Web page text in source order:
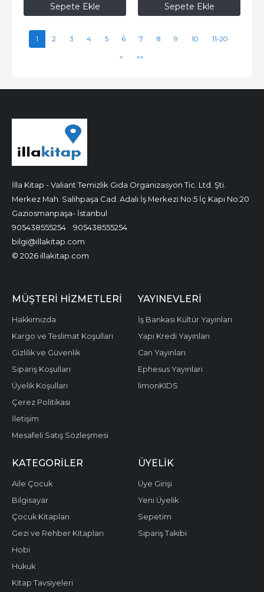
Sepete Ekle Sepete Ekle
1 2 3 4 5 6 7 8 9 10 11-20
» »»
İlla Kitap - Valiant Temizlik Gıda Organizasyon Tic. Ltd. Şti.
Merkez Mah. Salihpaşa Cad. Adalı İş Merkezi No:5 İç Kapı No:20
Gaziosmanpaşa- İstanbul
905438555254
905438555254
bilgi@illakitap.com
© 2026 illakitap.com
MÜŞTERI HIZMETLERI
Hakkımızda
Kargo ve Teslimat Koşulları
Gizlilik ve Güvenlik
Sipariş Koşulları
Üyelik Koşulları
Çerez Politikası
İletişim
Mesafeli Satış Sözleşmesi
YAYINEVLERI
İş Bankası Kültür Yayınları
Yapı Kredi Yayınları
Can Yayınları
Ephesus Yayınları
limonKIDS
KATEGORILER
Aile Çocuk
Bilgisayar
Çocuk Kitapları
Gezi ve Rehber Kitapları
Hobi
Hukuk
Kitap Tavsiyeleri
ÜYELIK
Üye Girişi
Yeni Üyelik
Sepetim
Sipariş Takibi